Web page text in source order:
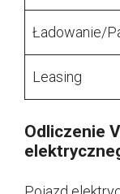
Ładowanie/
Leasing
Odliczenie